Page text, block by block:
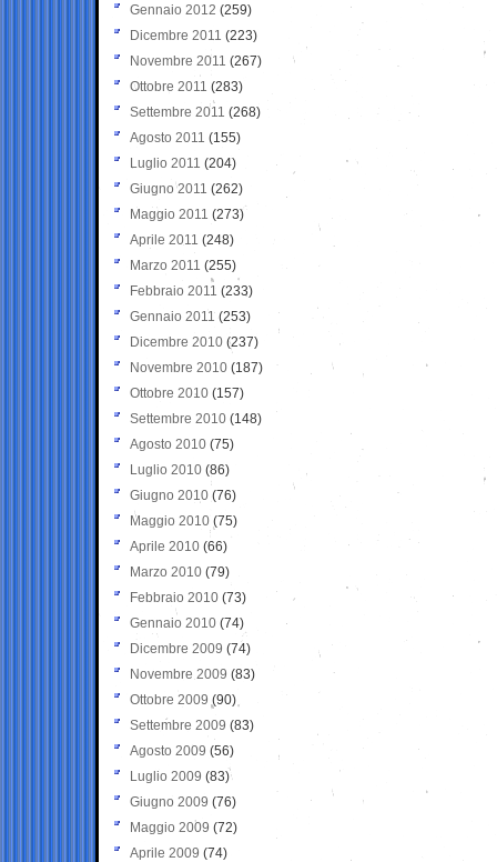
Gennaio 2012 (259)
Dicembre 2011 (223)
Novembre 2011 (267)
Ottobre 2011 (283)
Settembre 2011 (268)
Agosto 2011 (155)
Luglio 2011 (204)
Giugno 2011 (262)
Maggio 2011 (273)
Aprile 2011 (248)
Marzo 2011 (255)
Febbraio 2011 (233)
Gennaio 2011 (253)
Dicembre 2010 (237)
Novembre 2010 (187)
Ottobre 2010 (157)
Settembre 2010 (148)
Agosto 2010 (75)
Luglio 2010 (86)
Giugno 2010 (76)
Maggio 2010 (75)
Aprile 2010 (66)
Marzo 2010 (79)
Febbraio 2010 (73)
Gennaio 2010 (74)
Dicembre 2009 (74)
Novembre 2009 (83)
Ottobre 2009 (90)
Settembre 2009 (83)
Agosto 2009 (56)
Luglio 2009 (83)
Giugno 2009 (76)
Maggio 2009 (72)
Aprile 2009 (74)